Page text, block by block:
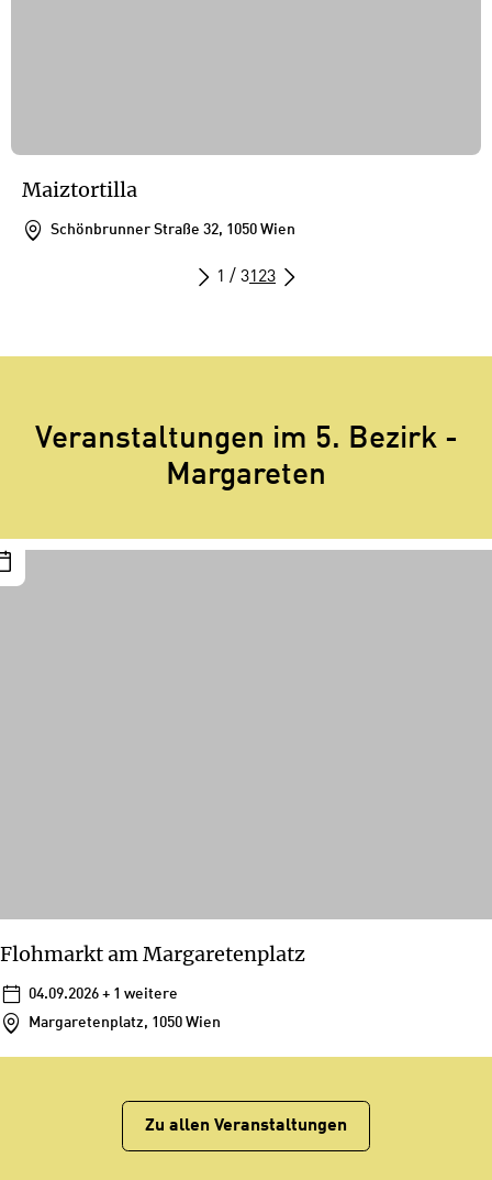
Maiztortilla
Schönbrunner Straße 32, 1050 Wien
1 / 31 23
Veranstaltungen im 5. Bezirk -
Margareten
Flohmarkt am Margaretenplatz
04.09.2026 + 1 weitere
Margaretenplatz, 1050 Wien
Zu allen Veranstaltungen